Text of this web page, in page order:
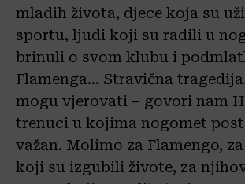
mladih života, djece koja su
sportu, ljudi koji su radili u
brinuli o svom klubu i
Flamenga… Stravična
mogu vjerovati – govori nam
trenuci u kojima nogomet
važan. Molimo za Flamengo,
koji su izgubili živote, za